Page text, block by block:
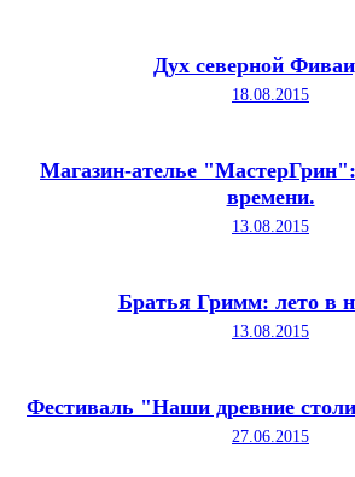
Дух северной
18.08.2015
Магазин-ателье
времени.
13.08.2015
Братья Гримм: лето в
13.08.2015
Фестиваль "Наши древние
27.06.2015